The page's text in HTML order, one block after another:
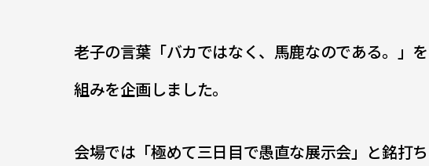
老子の言葉「バカではなく、馬鹿なのである。」
組みを企画しました。
会場では「極めて三日目で愚直な展示会」と銘打